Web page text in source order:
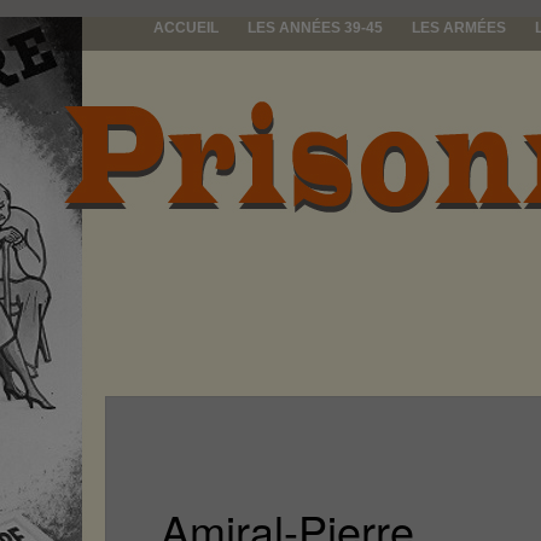
ACCUEIL LES ANNÉES 39-45 LES ARMÉES
prisonniers